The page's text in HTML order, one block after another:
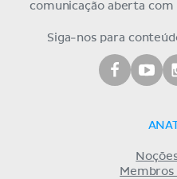
comunicação aberta com
Siga-nos para